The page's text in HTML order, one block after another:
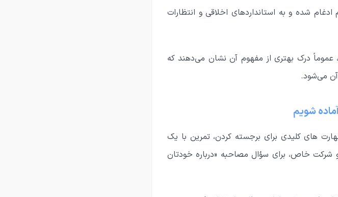
شده و به استانداردهای اخلاقی و انتظارات
عموماً درک بهتری از مفهوم آن نشان می‌دهند که
آن می‌شود.
شویم
های کلیدی برای برجسته کردن، تمرین با یک
خاص، برای سؤال مصاحبه «درباره خودتان